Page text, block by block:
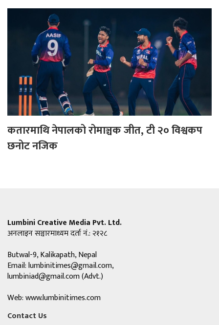
कतारमाथि नेपालको रोमाञ्चक जीत, टी २० विश्वकप
छनोट नजिक
Lumbini Creative Media Pvt. Ltd.
अनलाइन सञ्चारमाध्यम दर्ता नं.: २१२८
Butwal-9, Kalikapath, Nepal
Email:lumbinitimes@gmail.com,
lumbiniad@gmail.com(Advt.)
Web: www.lumbinitimes.com
Contact Us